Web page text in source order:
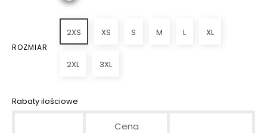
ROZMIAR
2XS XS S M L XL
2XL 3XL
Rabaty ilościowe
Cena